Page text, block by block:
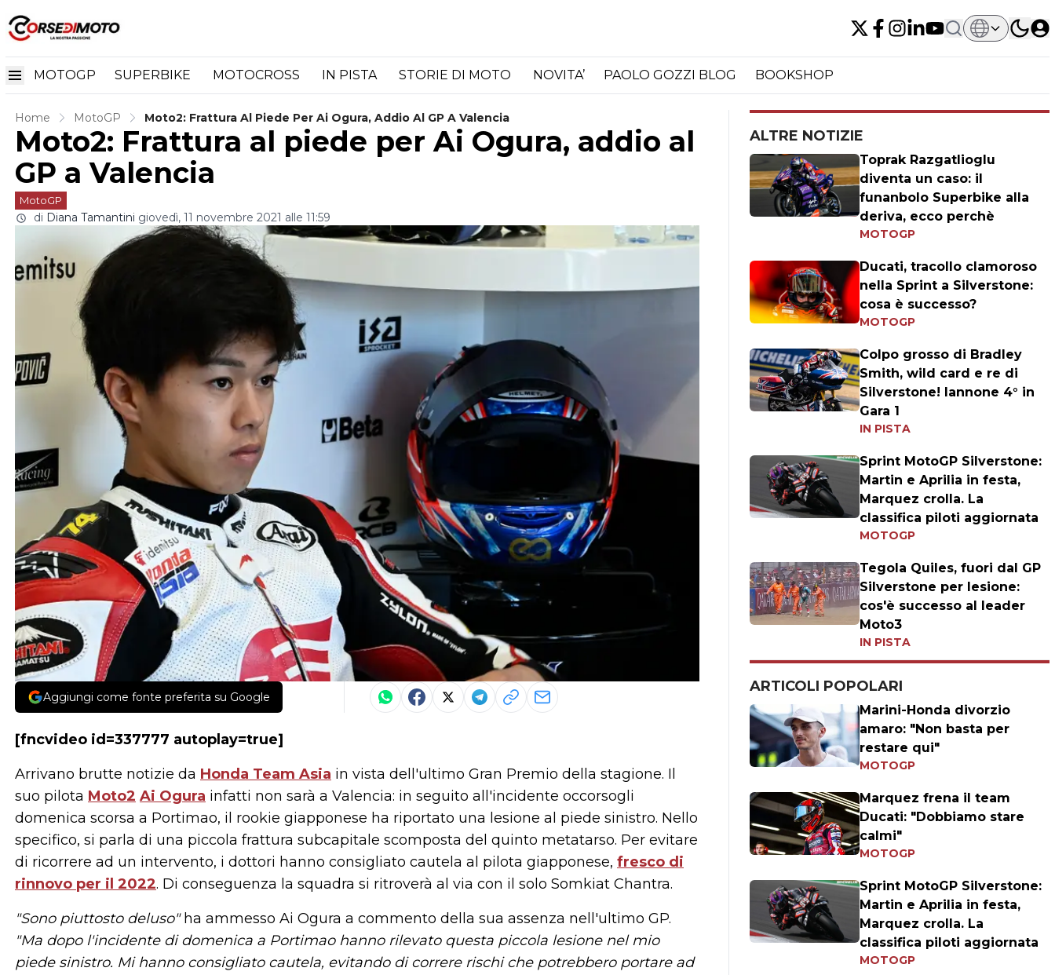
MOTOGP SUPERBIKE MOTOCROSS IN PISTA STORIE DI MOTO NOVITA’ PAOLO GOZZI BLOG BOOKSHOP
Home MotoGP Moto2: Frattura Al Piede Per Ai Ogura, Addio Al GP A Valencia
Moto2: Frattura al piede per Ai Ogura, addio al
GP a Valencia
MotoGP
di Diana Tamantini giovedì, 11 novembre 2021 alle 11:59
Aggiungi come fonte preferita su Google
[fncvideo id=337777 autoplay=true]
Arrivano brutte notizie da Honda Team Asia in vista dell'ultimo Gran Premio della stagione. Il
suo pilota Moto2 Ai Ogura infatti non sarà a Valencia: in seguito all'incidente occorsogli
domenica scorsa a Portimao, il rookie giapponese ha riportato una lesione al piede sinistro. Nello
specifico, si parla di una piccola frattura subcapitale scomposta del quinto metatarso. Per evitare
di ricorrere ad un intervento, i dottori hanno consigliato cautela al pilota giapponese, fresco di
rinnovo per il 2022. Di conseguenza la squadra si ritroverà al via con il solo Somkiat Chantra.
"Sono piuttosto deluso"ha ammesso Ai Ogura a commento della sua assenza nell'ultimo GP.
"Ma dopo l'incidente di domenica a Portimao hanno rilevato questa piccola lesione nel mio
piede sinistro. Mi hanno consigliato cautela, evitando di correre rischi che potrebbero portare ad
ALTRE NOTIZIE
Toprak Razgatlioglu
diventa un caso: il
funanbolo Superbike alla
deriva, ecco perchè
MOTOGP
Ducati, tracollo clamoroso
nella Sprint a Silverstone:
cosa è successo?
MOTOGP
Colpo grosso di Bradley
Smith, wild card e re di
Silverstone! Iannone 4° in
Gara 1
IN PISTA
Sprint MotoGP Silverstone:
Martin e Aprilia in festa,
Marquez crolla. La
classifica piloti aggiornata
MOTOGP
Tegola Quiles, fuori dal GP
Silverstone per lesione:
cos'è successo al leader
Moto3
IN PISTA
ARTICOLI POPOLARI
Marini-Honda divorzio
amaro: "Non basta per
restare qui"
MOTOGP
Marquez frena il team
Ducati: "Dobbiamo stare
calmi"
MOTOGP
Sprint MotoGP Silverstone:
Martin e Aprilia in festa,
Marquez crolla. La
classifica piloti aggiornata
MOTOGP